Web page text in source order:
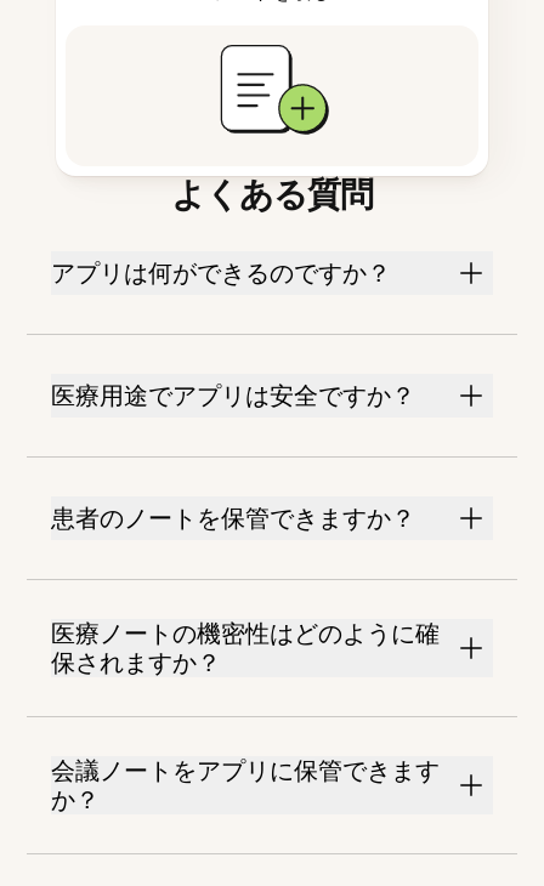
よくある質問
アプリは何ができるのですか？
医療用途でアプリは安全ですか？
患者のノートを保管できますか？
医療ノートの機密性はどのように確
保されますか？
会議ノートをアプリに保管できます
か？